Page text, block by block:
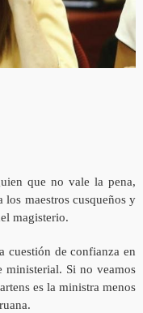
que no vale la pena,
los maestros cusqueños y
magisterio.
cuestión de confianza en
ministerial. Si no veamos
es la ministra menos